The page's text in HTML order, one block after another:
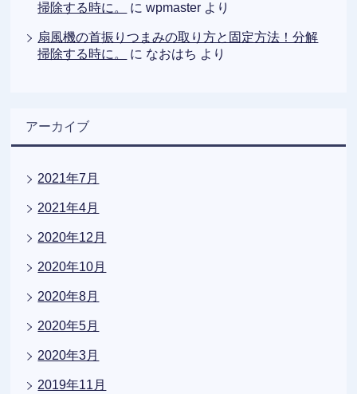
掃除する時に。
にwpmaster より
扇風機の首振りつまみの取り方と固定方法！分解
掃除する時に。
に なおはち より
アーカイブ
2021年7月
2021年4月
2020年12月
2020年10月
2020年8月
2020年5月
2020年3月
2019年11月